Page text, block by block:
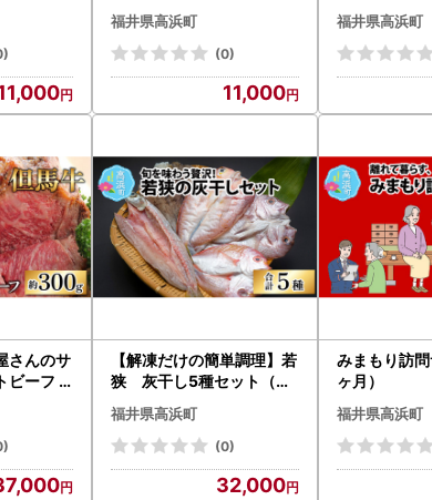
福井県高浜町
(0)
11,000
福井県高浜町
さんのサ
ビーフ
【解凍だけの簡単調理】若
狭 灰干し5種セット（甘
鯛、真鯛、連子鯛、かます
、アオリイカ）干物 海鮮
冷凍食品
福井県高浜町
(0)
32,000
みまもり訪
ヶ月）
福井県高浜町